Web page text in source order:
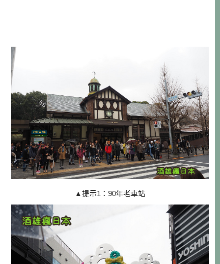
▲提示1：90年老車站